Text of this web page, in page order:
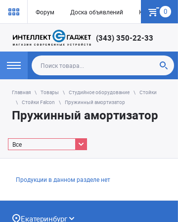
Форум Доска объявлений Как купить
0
(343) 350-22-33
Главная Товары Студийное оборудование
Стойки
Стойки Falcon
Пружинный амортизатор
Пружинный амортизатор
Все
Продукции в данном разделе нет
Екатеринбург